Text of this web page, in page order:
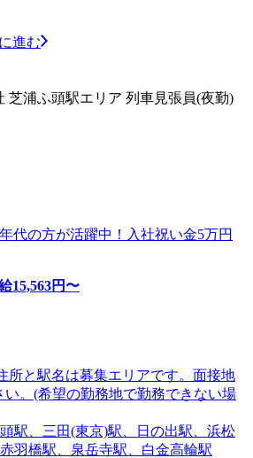
進む
芝浦ふ頭駅エリア 列車見張員(夜勤)
の方が活躍中！入社祝い金5万円
15,563円〜
と駅名は募集エリアです。面接地
い。(希望の勤務地で勤務できない場
駅、三田(東京)駅、日の出駅、浜松
羽橋駅、泉岳寺駅、白金高輪駅